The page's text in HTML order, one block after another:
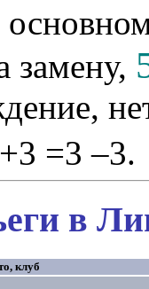
замену,
=3 –3.
в
клуб